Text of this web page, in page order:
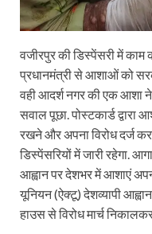
वजीरपुर की डिस्पेंसरी में
प्रधानमंत्री से आशाओं को
वही आदर्श नगर की एक आशा
सवाल पूछा. पोस्टकार्ड
रखने और अपना विरोध दर्ज
डिस्पेंसरियों में जारी रहेगा.
आह्वान पर देशभर में आशाएं
यूनियन (ऐक्टू) देशव्यापी
हाउस से विरोध मार्च